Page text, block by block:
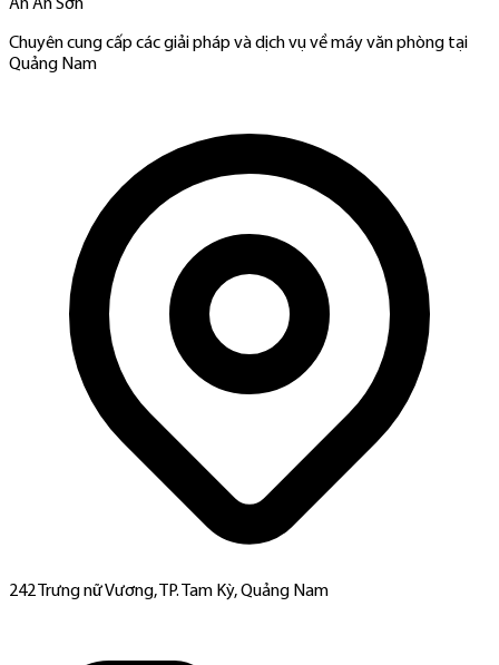
An An Sơn
Chuyên cung cấp các giải pháp và dịch vụ về máy văn phòng tại
Quảng Nam
242 Trưng nữ Vương, TP. Tam Kỳ, Quảng Nam